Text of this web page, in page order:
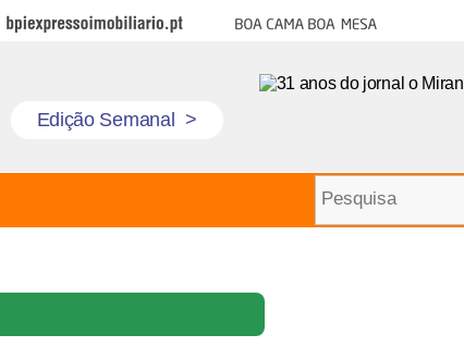
BPI Expresso Imobiliário Boa cama boa mesa
Edição Semanal >